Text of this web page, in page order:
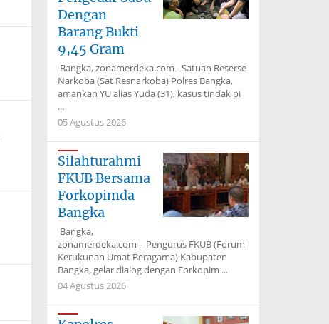
Dengan
Barang Bukti
9,45 Gram
Bangka, zonamerdeka.com - Satuan Reserse
Narkoba (Sat Resnarkoba) Polres Bangka,
amankan YU alias Yuda (31), kasus tindak pi
...
05 Agustus 2026
Silahturahmi
FKUB Bersama
Forkopimda
Bangka
Bangka,
zonamerdeka.com - Pengurus FKUB (Forum
Kerukunan Umat Beragama) Kabupaten
Bangka, gelar dialog dengan Forkopim ...
04 Agustus 2026